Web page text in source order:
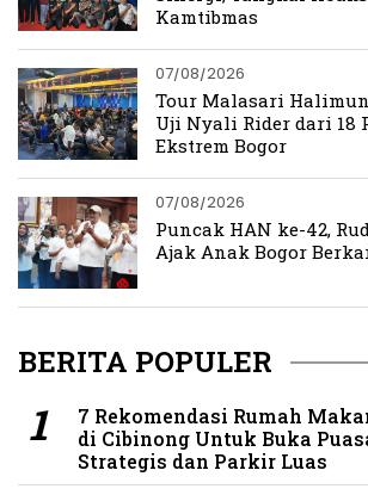
Kamtibmas
07/08/2026
Tour Malasari
Uji Nyali Rider dari 18
Ekstrem Bogor
07/08/2026
Puncak HAN ke-42,
Ajak Anak Bogor
BERITA POPULER
7 Rekomendasi Rumah
di Cibinong Untuk Buka
Strategis dan Parkir Luas